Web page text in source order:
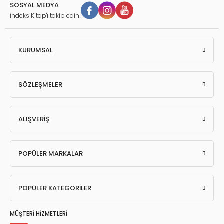
SOSYAL MEDYA
İndeks Kitap'ı takip edin!
KURUMSAL
SÖZLEŞMELER
ALIŞVERİŞ
POPÜLER MARKALAR
POPÜLER KATEGORİLER
MÜŞTERİ HİZMETLERİ